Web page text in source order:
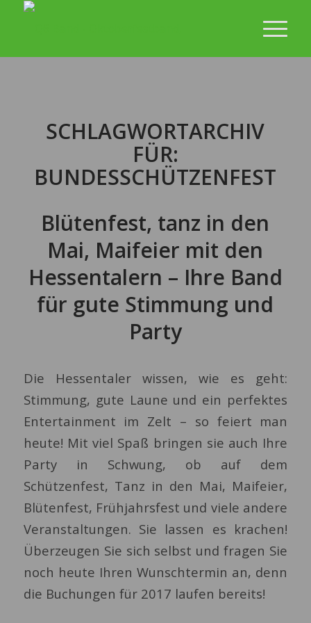
SCHLAGWORTARCHIV
FÜR:
BUNDESSCHÜTZENFEST
Blütenfest, tanz in den
Mai, Maifeier mit den
Hessentalern – Ihre Band
für gute Stimmung und
Party
Die Hessentaler wissen, wie es geht:
Stimmung, gute Laune und ein perfektes
Entertainment im Zelt – so feiert man
heute! Mit viel Spaß bringen sie auch Ihre
Party in Schwung, ob auf dem
Schützenfest, Tanz in den Mai, Maifeier,
Blütenfest, Frühjahrsfest und viele andere
Veranstaltungen. Sie lassen es krachen!
Überzeugen Sie sich selbst und fragen Sie
noch heute Ihren Wunschtermin an, denn
die Buchungen für 2017 laufen bereits!